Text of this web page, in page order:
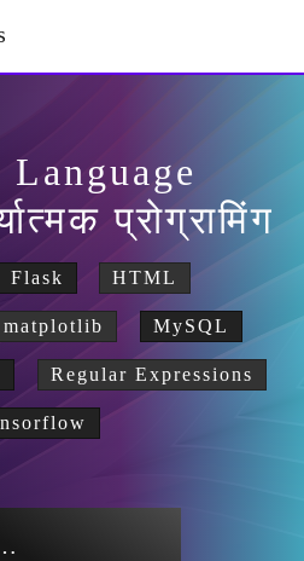
प्रोग्रामिंग
Flask HTML
matplotlib MySQL
Regular Expressions